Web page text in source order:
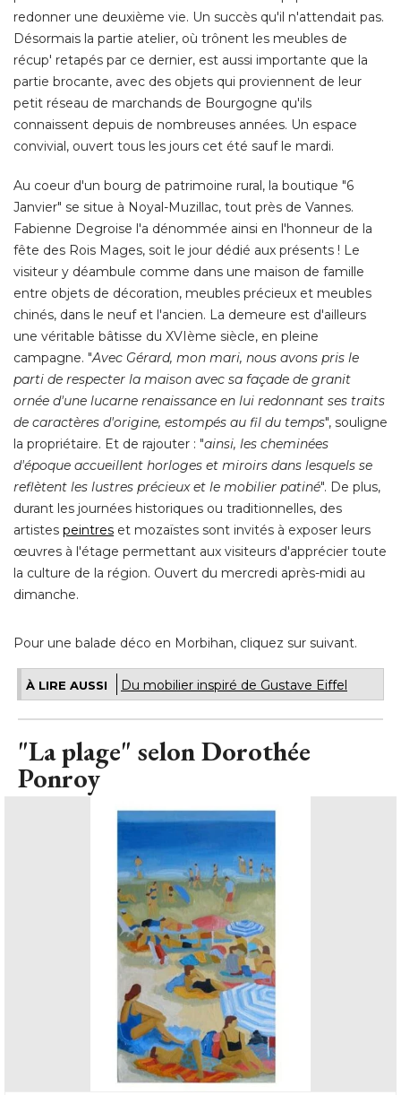
redonner une deuxième vie. Un succès qu'il n'attendait pas.
Désormais la partie atelier, où trônent les meubles de
récup' retapés par ce dernier, est aussi importante que la
partie brocante, avec des objets qui proviennent de leur
petit réseau de marchands de Bourgogne qu'ils
connaissent depuis de nombreuses années. Un espace
convivial, ouvert tous les jours cet été sauf le mardi.
Au coeur d'un bourg de patrimoine rural, la boutique "6
Janvier" se situe à Noyal-Muzillac, tout près de Vannes.
Fabienne Degroise l'a dénommée ainsi en l'honneur de la
fête des Rois Mages, soit le jour dédié aux présents ! Le
visiteur y déambule comme dans une maison de famille
entre objets de décoration, meubles précieux et meubles
chinés, dans le neuf et l'ancien. La demeure est d'ailleurs
une véritable bâtisse du XVIème siècle, en pleine
campagne. "Avec Gérard, mon mari, nous avons pris le
parti de respecter la maison avec sa façade de granit
ornée d'une lucarne renaissance en lui redonnant ses traits
de caractères d'origine, estompés au fil du temps", souligne
la propriétaire. Et de rajouter : "ainsi, les cheminées
d'époque accueillent horloges et miroirs dans lesquels se
reflètent les lustres précieux et le mobilier patiné". De plus,
durant les journées historiques ou traditionnelles, des
artistes peintres et mozaïstes sont invités à exposer leurs
œuvres à l'étage permettant aux visiteurs d'apprécier toute
la culture de la région. Ouvert du mercredi après-midi au
dimanche.
Pour une balade déco en Morbihan, cliquez sur suivant.
À LIRE AUSSI Du mobilier inspiré de Gustave Eiffel
"La plage" selon Dorothée
Ponroy